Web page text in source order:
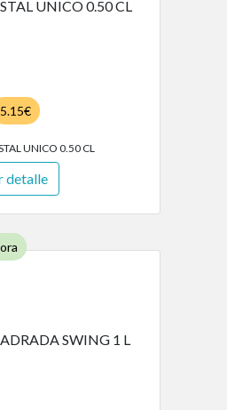
5.15€
UNICO 0.50 CL
detalle